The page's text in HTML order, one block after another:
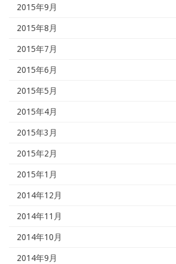
2015年9月
2015年8月
2015年7月
2015年6月
2015年5月
2015年4月
2015年3月
2015年2月
2015年1月
2014年12月
2014年11月
2014年10月
2014年9月